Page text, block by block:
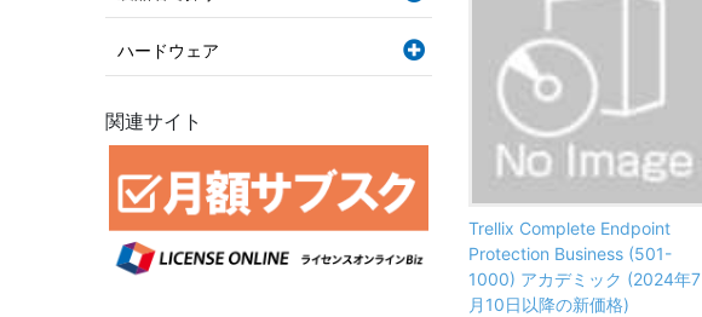
Trellix Complete Endpoint
Protection Business (501-
1000) アカデミック (2024年7
月10日以降の新価格)
ハードウェア
関連サイト